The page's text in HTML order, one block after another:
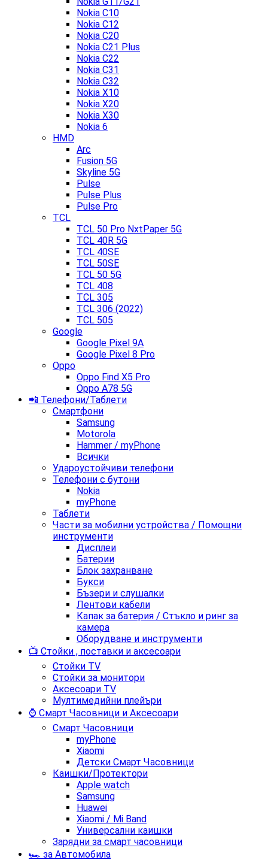
Nokia C10
Nokia C12
Nokia C20
Nokia C21 Plus
Nokia C22
Nokia C31
Nokia C32
Nokia X10
Nokia X20
Nokia X30
Nokia 6
HMD
Arc
Fusion 5G
Skyline 5G
Pulse
Pulse Plus
Pulse Pro
TCL
TCL 50 Pro NxtPaper 5G
TCL 40R 5G
TCL 40SE
TCL 50SE
TCL 50 5G
TCL 408
TCL 305
TCL 306 (2022)
TCL 505
Google
Google Pixel 9A
Google Pixel 8 Pro
Oppo
Oppo Find X5 Pro
Oppo A78 5G
📲 Телефони/Таблети
Смартфони
Samsung
Motorola
Hammer / myPhone
Всички
Удароустойчиви телефони
Телефони с бутони
Nokia
myPhone
Таблети
Части за мобилни устройства / Помощни
инструменти
Дисплеи
Батерии
Блок захранване
Букси
Бъзери и слушалки
Лентови кабели
Капак за батерия / Стъкло и ринг за
камера
Оборудване и инструменти
📺 Стойки , поставки и аксесоари
Стойки TV
Стойки за монитори
Аксесоари TV
Мултимедийни плейъри
⌚ Смарт Часовници и Аксесоари
Смарт Часовници
myPhone
Xiaomi
Детски Смарт Часовници
Каишки/Протектори
Apple watch
Samsung
Huawei
Xiaomi / Mi Band
Универсални каишки
Зарядни за смарт часовници
🏎️ за Автомобила